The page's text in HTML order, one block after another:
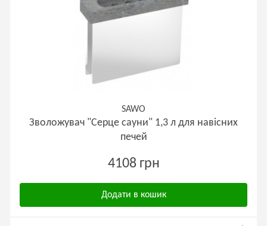
SAWO
Зволожувач "Серце сауни" 1,3 л для навісних
печей
4108 грн
Додати в кошик